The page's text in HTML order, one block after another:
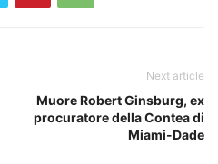
Next article
Muore Robert Ginsburg, ex
procuratore della Contea di
Miami-Dade